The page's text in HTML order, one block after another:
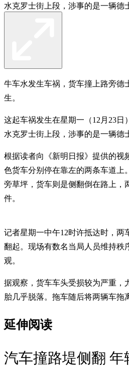
水克罗士街上段，涉事的是一辆德
牛车水发生车祸，货车撞上路旁德
生。
这起车祸发生在星期一（12月23日
水克罗士街上段，涉事的是一辆德
根据读者向《新明日报》提供的视
色货车分别停在靠左的两条车道上
旁草坪，货车则是侧翻倒在路上，
件。
记者星期一中午12时许抵达时，两
翻起。现场有数名当局人员维持秩
观。
据观察，货车车头受损较为严重，
胎几乎脱落。拖车随后将两辆车拖
延伸阅读
汽车撞路堤侧翻 年